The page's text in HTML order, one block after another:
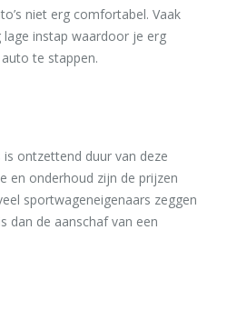
niet erg comfortabel. Vaak
lage instap waardoor je erg
te stappen.
ontzettend duur van deze
en onderhoud zijn de prijzen
sportwageneigenaars zeggen
dan de aanschaf van een